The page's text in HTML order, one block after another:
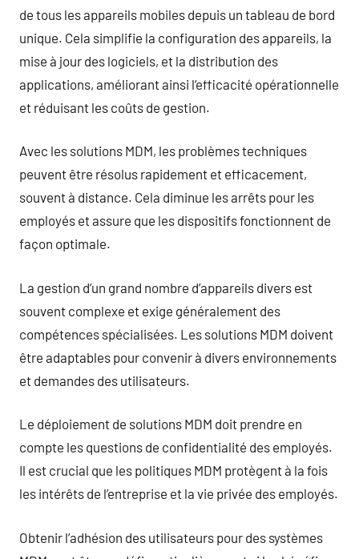
de tous les appareils mobiles depuis un tableau de bord
unique. Cela simplifie la configuration des appareils, la
mise à jour des logiciels, et la distribution des
applications, améliorant ainsi l’efficacité opérationnelle
et réduisant les coûts de gestion.
Avec les solutions MDM, les problèmes techniques
peuvent être résolus rapidement et efficacement,
souvent à distance. Cela diminue les arrêts pour les
employés et assure que les dispositifs fonctionnent de
façon optimale.
La gestion d’un grand nombre d’appareils divers est
souvent complexe et exige généralement des
compétences spécialisées. Les solutions MDM doivent
être adaptables pour convenir à divers environnements
et demandes des utilisateurs.
Le déploiement de solutions MDM doit prendre en
compte les questions de confidentialité des employés.
Il est crucial que les politiques MDM protègent à la fois
les intérêts de l’entreprise et la vie privée des employés.
Obtenir l’adhésion des utilisateurs pour des systèmes